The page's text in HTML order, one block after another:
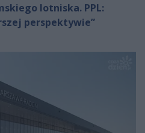
lotniska. PPL:
perspektywie”